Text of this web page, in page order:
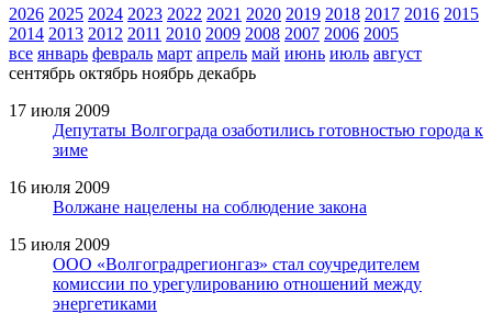
2026 2025 2024 2023 2022 2021 2020 2019 2018 2017 2016 2015
2014 2013 2012 2011 2010 2009 2008 2007 2006 2005
все январь февраль март апрель май июнь июль август
сентябрь октябрь ноябрь декабрь
17 июля 2009
Депутаты Волгограда озаботились готовностью города к
зиме
16 июля 2009
Волжане нацелены на соблюдение закона
15 июля 2009
ООО «Волгоградрегионгаз» стал соучредителем
комиссии по урегулированию отношений между
энергетиками